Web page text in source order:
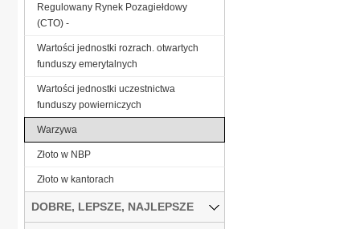
Regulowany Rynek Pozagiełdowy
(CTO) -
Wartości jednostki rozrach. otwartych
funduszy emerytalnych
Wartości jednostki uczestnictwa
funduszy powierniczych
Warzywa
Złoto w NBP
Złoto w kantorach
DOBRE, LEPSZE, NAJLEPSZE